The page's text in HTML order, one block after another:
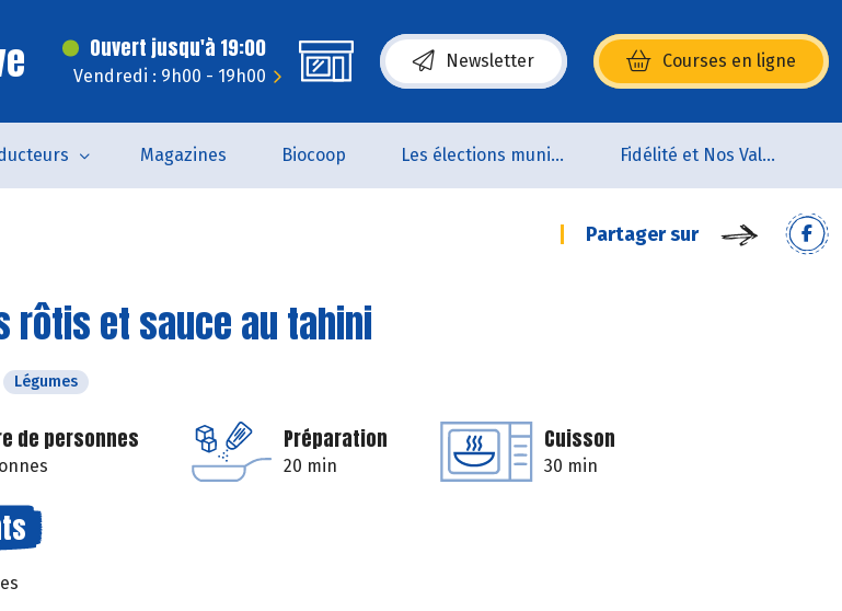
Ouvert jusqu'à 19:00
Vendredi : 9h00 - 19h00
Newsletter Courses en ligne
(s’ouvre dans une nouvelle fenêtre)
Magazines Biocoop Les élections municipales Fidélité et Nos Valeurs
Partager sur
rôtis et sauce au tahini
Légumes
de personnes Préparation
20 min
Cuisson
30 min